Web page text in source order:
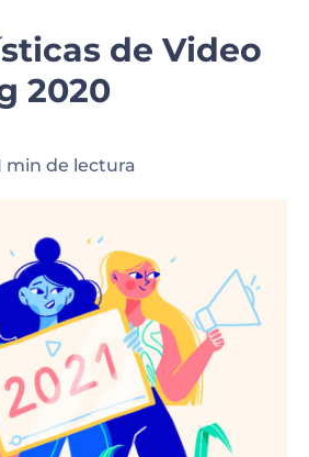
de Video
2020
min de lectura